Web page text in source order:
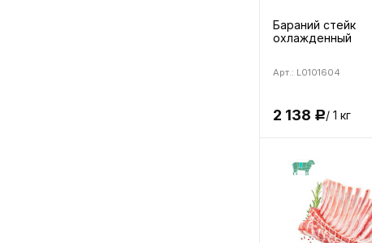
Бараний стейк
охлажденный
Арт.: L0101604
2 138 Р/ 1 кг